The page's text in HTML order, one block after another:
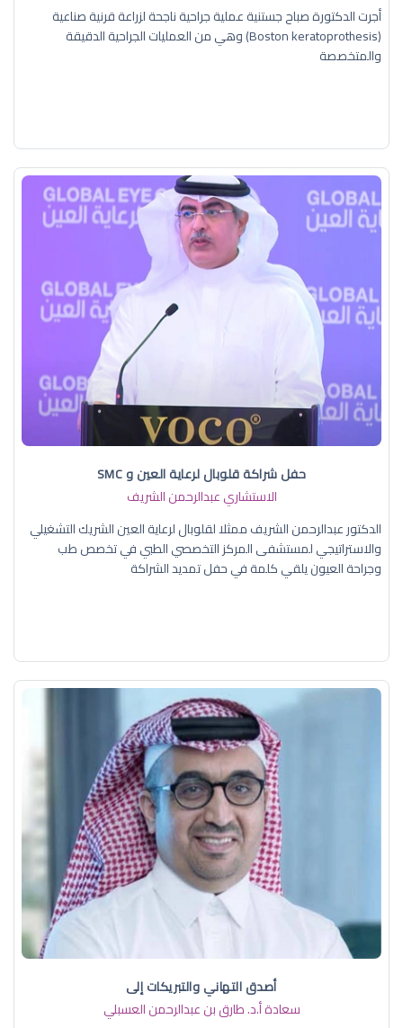
أجرت الدكتورة صباح جستنية عملية جراحية ناجحة لزراعة قرنية صناعية
(Boston keratoprothesis) وهي من العمليات الجراحية الدقيقة
والمتخصصة
حفل شراكة قلوبال لرعاية العين و SMC
الاستشاري عبدالرحمن الشريف
الدكتور عبدالرحمن الشريف ممثلا لقلوبال لرعاية العين الشريك التشغيلي
والاستراتيجي لمستشفى المركز التخصصي الطبي في تخصص طب
وجراحة العيون يلقي كلمة في حفل تمديد الشراكة
أصدق التهاني والتبريكات إلى
سعادة أ.د. ​طارق بن عبدالرحمن العسبلي